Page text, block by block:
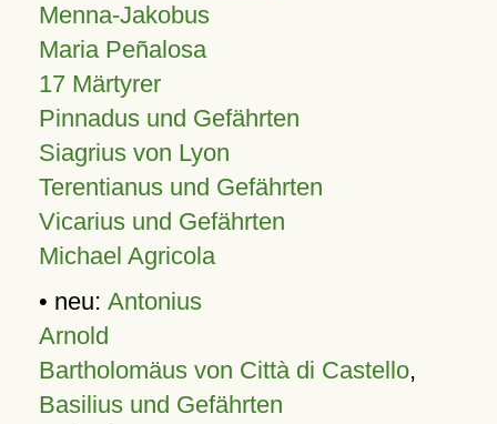
Menna-Jakobus
Maria Peñalosa
17 Märtyrer
Pinnadus und Gefährten
Siagrius von Lyon
Terentianus und Gefährten
Vicarius und Gefährten
Michael Agricola
• neu: Antonius
Arnold
Bartholomäus von Città di Castello,
Basilius und Gefährten